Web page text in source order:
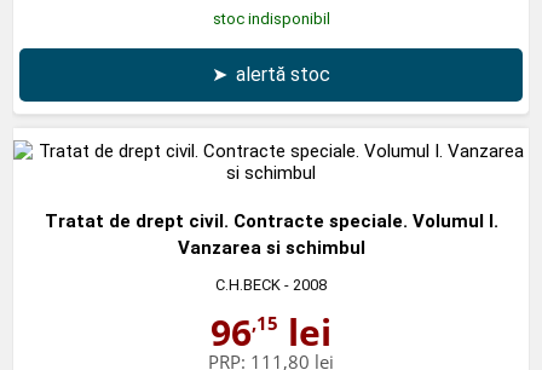
stoc indisponibil
➤ alertă stoc
Tratat de drept civil. Contracte speciale. Volumul I.
Vanzarea si schimbul
C.H.BECK - 2008
96,15 lei
PRP: 111,80 lei